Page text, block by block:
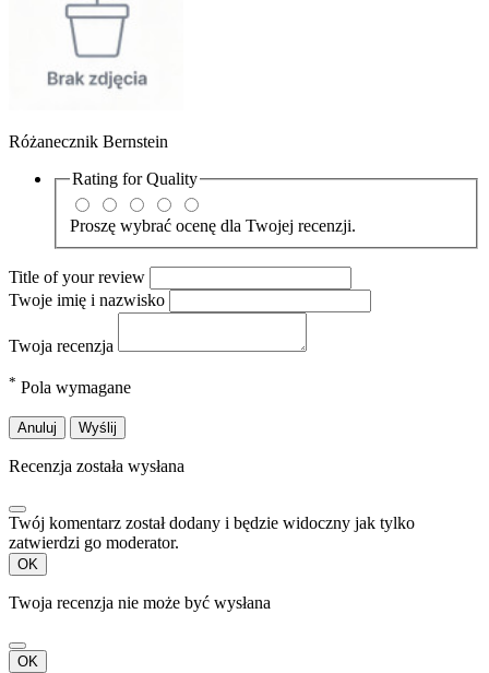
Różanecznik Bernstein
Rating forQuality
Proszę wybrać ocenę dla Twojej recenzji.
Title of your review
Twoje imię i nazwisko
Twoja recenzja
* Pola wymagane
Anuluj Wyślij
Recenzja została wysłana
Twój komentarz został dodany i będzie widoczny jak tylko
zatwierdzi go moderator.
OK
Twoja recenzja nie może być wysłana
OK